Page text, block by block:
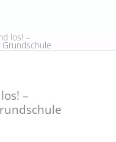
los! –
–